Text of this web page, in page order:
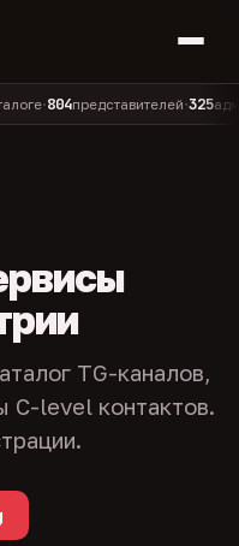
•804представителей•325админов
TG-каналов,
C-level контактов.